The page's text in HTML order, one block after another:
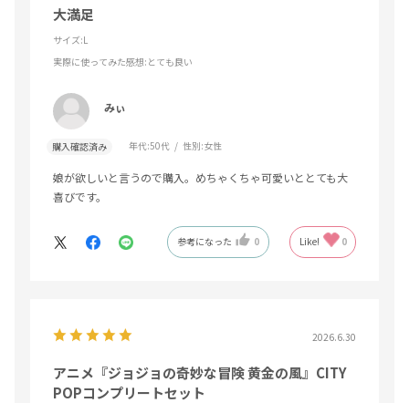
大満足
サイズ:L
実際に使ってみた感想:とても良い
みぃ
購入確認済み 年代:50代 性別:女性
娘が欲しいと言うので購入。めちゃくちゃ可愛いととても大
喜びです。
参考になった 0 Like! 0
2026.6.30
アニメ『ジョジョの奇妙な冒険 黄金の風』CITY
POPコンプリートセット